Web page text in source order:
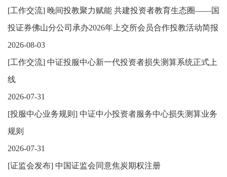
[工作交流] 晚间投教聚力赋能 共建投资者教育生态圈——国
投证券佛山分公司承办2026年上交所会员合作投教活动简报
2026-08-03
[工作交流] 中证投服中心新一代投资者损失测算系统正式上
线
2026-07-31
[投服中心业务规则 ] 中证中小投资者服务中心损失测算业务
规则
2026-07-31
[证监会发布] 中国证监会同意焦炭期权注册